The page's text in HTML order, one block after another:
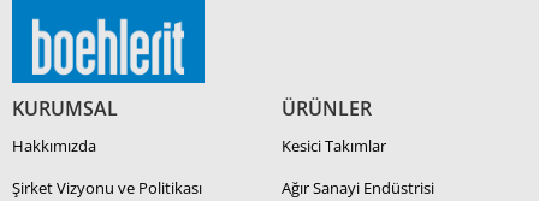
KURUMSAL
Hakkımızda
Şirket Vizyonu ve Politikası
ÜRÜNLER
Kesici Takımlar
Ağır Sanayi Endüstrisi